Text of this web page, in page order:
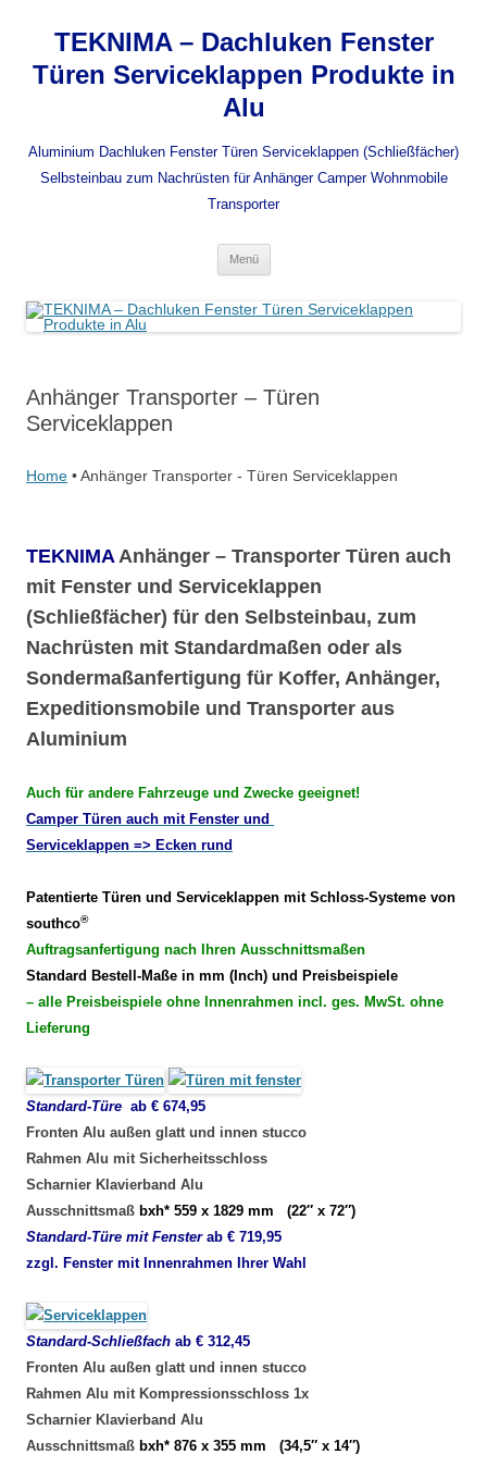
springen
TEKNIMA – Dachluken Fenster
Türen Serviceklappen Produkte in
Alu
Aluminium Dachluken Fenster Türen Serviceklappen (Schließfächer)
Selbsteinbau zum Nachrüsten für Anhänger Camper Wohnmobile
Transporter
Menü
Anhänger Transporter – Türen
Serviceklappen
Home •Anhänger Transporter - Türen Serviceklappen
TEKNIMAAnhänger – Transporter Türen auch
mit Fenster und Serviceklappen
(Schließfächer) für den Selbsteinbau, zum
Nachrüsten mit Standardmaßen oder als
Sondermaßanfertigung für Koffer, Anhänger,
Expeditionsmobile und Transporter aus
Aluminium
Auch für andere Fahrzeuge und Zwecke geeignet!
Camper Türen auch mit Fenster und
Serviceklappen => Ecken rund
Patentierte Türen und Serviceklappen mit Schloss-Systeme von
southco®
Auftragsanfertigung nach Ihren Ausschnittsmaßen
Standard Bestell-Maße in mm (Inch) und Preisbeispiele
– alle Preisbeispiele ohne Innenrahmen incl. ges. MwSt. ohne
Lieferung
Standard-Türe ab € 674,95
Fronten Alu außen glatt und innen stucco
Rahmen Alu mit Sicherheitsschloss
Scharnier Klavierband Alu
Ausschnittsmaß bxh* 559 x 1829 mm (22″ x 72″)
Standard-Türe mit Fenster ab € 719,95
zzgl. Fenster mit Innenrahmen Ihrer Wahl
Standard-Schließfach ab € 312,45
Fronten Alu außen glatt und innen stucco
Rahmen Alu mit Kompressionsschloss 1x
Scharnier Klavierband Alu
Ausschnittsmaß bxh* 876 x 355 mm (34,5″ x 14″)